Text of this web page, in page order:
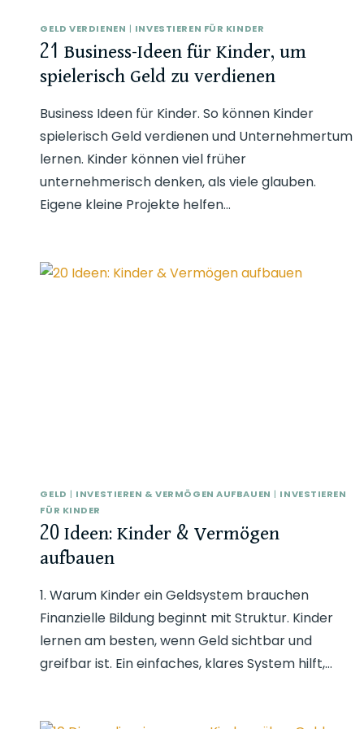
GELD VERDIENEN | INVESTIEREN FÜR KINDER
21 Business-Ideen für Kinder, um
spielerisch Geld zu verdienen
Business Ideen für Kinder. So können Kinder
spielerisch Geld verdienen und Unternehmertum
lernen. Kinder können viel früher
unternehmerisch denken, als viele glauben.
Eigene kleine Projekte helfen…
GELD | INVESTIEREN & VERMÖGEN AUFBAUEN | INVESTIEREN
FÜR KINDER
20 Ideen: Kinder & Vermögen
aufbauen
1. Warum Kinder ein Geldsystem brauchen
Finanzielle Bildung beginnt mit Struktur. Kinder
lernen am besten, wenn Geld sichtbar und
greifbar ist. Ein einfaches, klares System hilft,…